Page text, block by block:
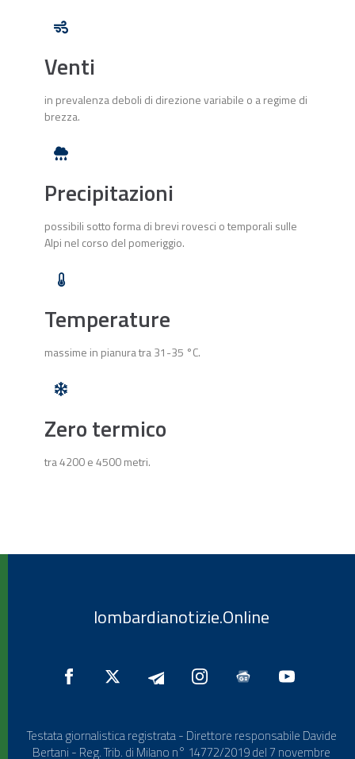
Venti
in prevalenza deboli di direzione variabile o a regime di
brezza.
Precipitazioni
possibili sotto forma di brevi rovesci o temporali sulle
Alpi nel corso del pomeriggio.
Temperature
massime in pianura tra 31-35 °C.
Zero termico
tra 4200 e 4500 metri.
lombardianotizie.Online
Testata giornalistica registrata - Direttore responsabile Davide
Bertani - Reg. Trib. di Milano n° 14772/2019 del 7 novembre